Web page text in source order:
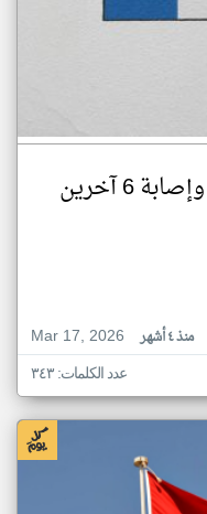
مقتل جندي فرنسي وإصابة 6 آخرين
Mar 17, 2026
منذ ٤ أشهر
عدد الكلمات: ٣٤٣